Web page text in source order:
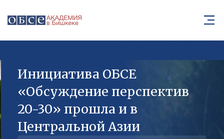
Инициатива ОБСЕ
«Обсуждение перспектив
20-30» прошла и в
Центральной Азии